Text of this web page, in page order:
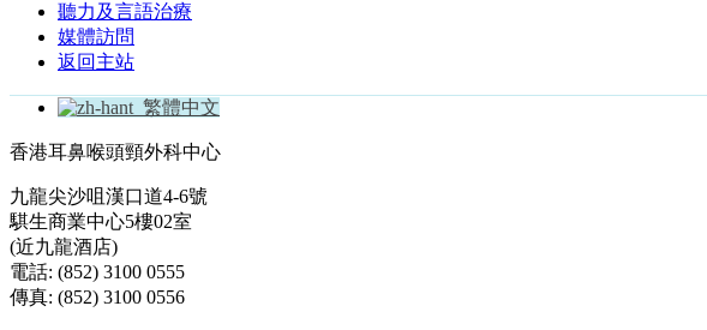
聽力及言語治療
媒體訪問
返回主站
繁體中文
香港耳鼻喉頭頸外科中心
九龍尖沙咀漢口道4-6號
騏生商業中心5樓02室
(近九龍酒店)
電話: (852) 3100 0555
傳真: (852) 3100 0556